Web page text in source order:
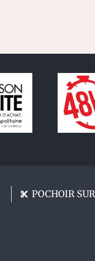
POCHOIR